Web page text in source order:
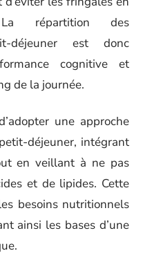
répartition des
déjeuner est donc
cognitive et
de la journée.
une approche
déjeuner, intégrant
en veillant à ne pas
et de lipides. Cette
besoins nutritionnels
ainsi les bases d’une